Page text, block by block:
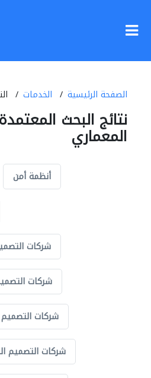
الصفحة الرئيسية الخدمات
نتائج البحث
المعماري
أنظمة أمن
شركات
شركات
شركات التصميم
شركات التصميم